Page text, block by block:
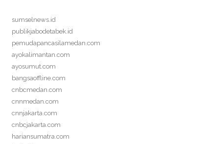
sumselnews.id
publikjabodetabek.id
pemudapancasilamedan.com
ayokalimantan.com
ayosumut.com
bangsaoffline.com
cnbcmedan.com
cnnmedan.com
cnnjakarta.com
cnbcjakarta.com
hariansumatra.com